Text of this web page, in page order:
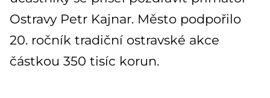
Ostravy Petr Kajnar. Město podpořilo
20. ročník tradiční ostravské akce
částkou 350 tisíc korun.